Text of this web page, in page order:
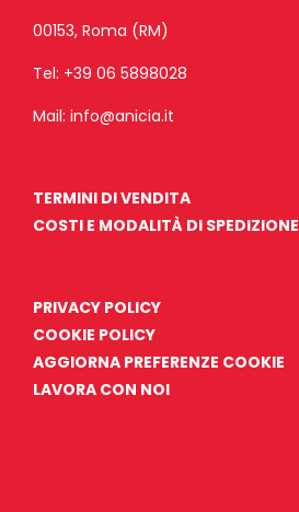
00153, Roma (RM)
Tel: +39 06 5898028
Mail: info@anicia.it
TERMINI DI VENDITA
COSTI E MODALITÀ DI SPEDIZIONE
PRIVACY POLICY
COOKIE POLICY
AGGIORNA PREFERENZE COOKIE
LAVORA CON NOI